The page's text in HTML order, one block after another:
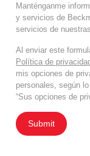
Manténganme
y servicios de
servicios de
Al enviar este
Política de
mis opciones de
personales, según
“Sus opciones de
Submit